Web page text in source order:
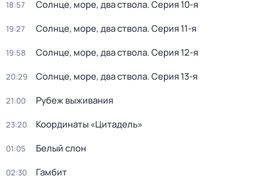
18:57 Солнце, море, два ствола. Серия 10-я
19:27 Солнце, море, два ствола. Серия 11-я
19:58 Солнце, море, два ствола. Серия 12-я
20:29 Солнце, море, два ствола. Серия 13-я
21:00 Рубеж выживания
23:20 Координаты «Цитадель»
01:05 Белый слон
02:30 Гамбит